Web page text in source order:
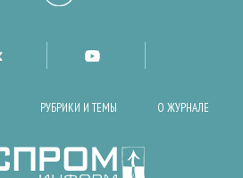
РУБРИКИ И ТЕМЫ О ЖУРНАЛЕ